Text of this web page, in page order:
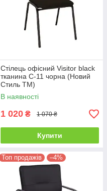
Стілець офісний Visitor black
тканина С-11 чорна (Новий
Стиль ТМ)
В наявності
1 020 ₴ 1 070 ₴
Купити
Топ продажів –4%